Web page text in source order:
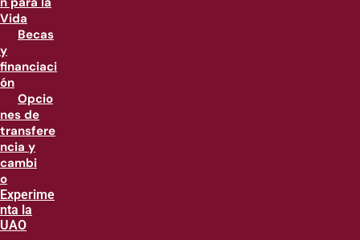
Vida
Becas
y
financiaci
ón
Opcio
nes de
transfere
ncia y
cambi
o
Experime
nta la
UAO